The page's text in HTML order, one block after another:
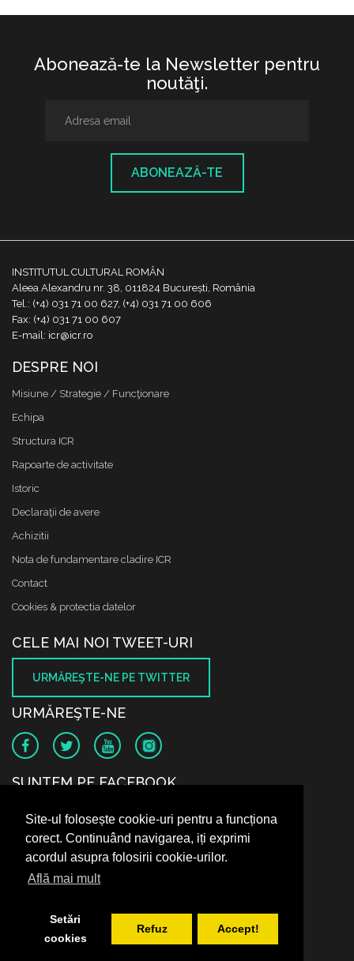
Site-ul folosește cookie-uri pentru a funcționa
corect. Continuând navigarea, iți exprimi
acordul asupra folosirii cookie-urilor.
Află mai mult
Setări
cookies
Refuz Accept!
Abonează-te la Newsletter pentru
noutăţi.
ABONEAZĂ-TE
INSTITUTUL CULTURAL ROMÂN
Aleea Alexandru nr. 38, 011824 București, România
Tel.: (+4) 031 71 00 627, (+4) 031 71 00 606
Fax: (+4) 031 71 00 607
E-mail: icr@icr.ro
DESPRE NOI
Misiune / Strategie / Funcţionare
Echipa
Structura ICR
Rapoarte de activitate
Istoric
Declaraţii de avere
Achizitii
Nota de fundamentare cladire ICR
Contact
Cookies & protectia datelor
CELE MAI NOI TWEET-URI
URMĂREŞTE-NE PE TWITTER
URMĂREŞTE-NE
SUNTEM PE FACEBOOK